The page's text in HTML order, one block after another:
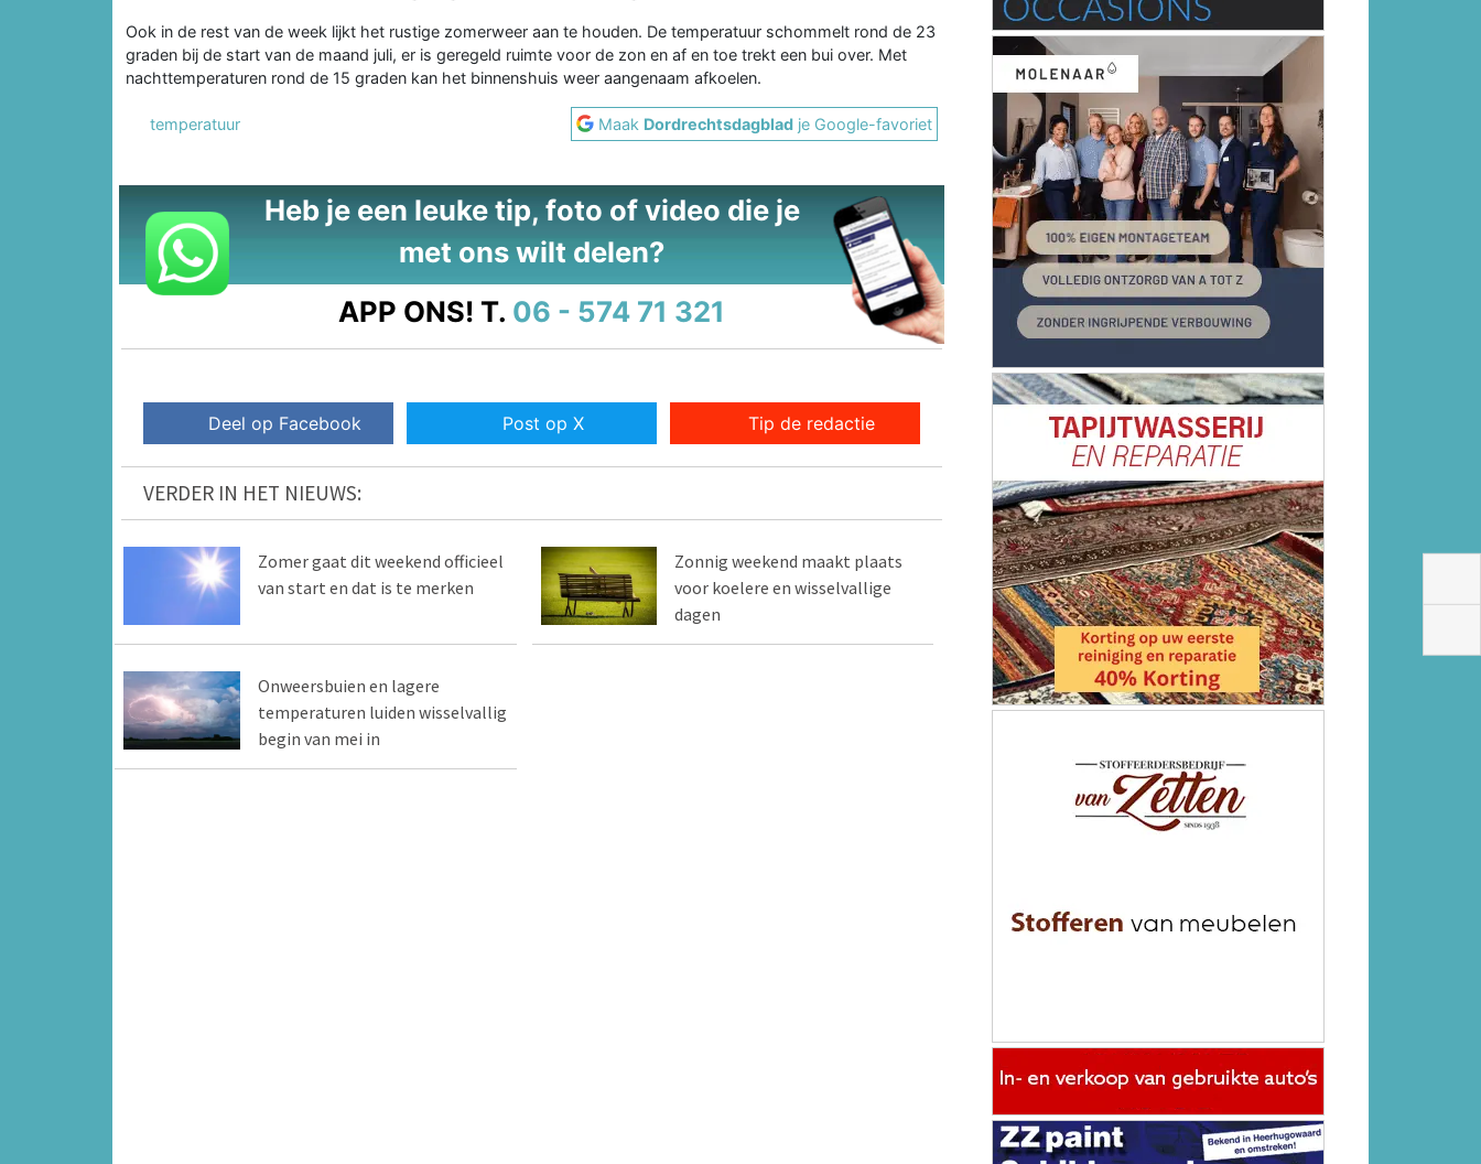
Ook in de rest van de week lijkt het rustige zomerweer aan te houden. De temperatuur schommelt rond de 23
graden bij de start van de maand juli, er is geregeld ruimte voor de zon en af en toe trekt een bui over. Met
nachttemperaturen rond de 15 graden kan het binnenshuis weer aangenaam afkoelen.
temperatuur Maak Dordrechtsdagblad je Google-favoriet
Heb je een leuke tip, foto of video die je
met ons wilt delen?
APP ONS! T. 06 - 574 71 321
Deel op Facebook Post op X Tip de redactie
VERDER IN HET NIEUWS:
Zomer gaat dit weekend officieel
van start en dat is te merken
Zonnig weekend maakt plaats
voor koelere en wisselvallige
dagen
Onweersbuien en lagere
temperaturen luiden wisselvallig
begin van mei in